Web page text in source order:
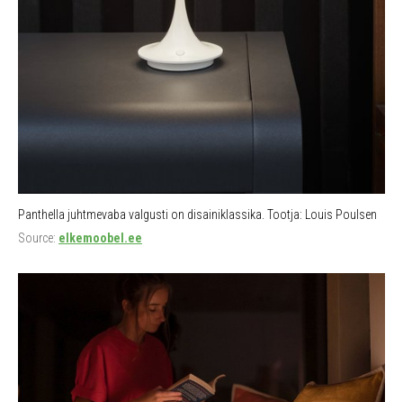
Panthella juhtmevaba valgusti on disainiklassika. Tootja: Louis Poulsen
Source: elkemoobel.ee